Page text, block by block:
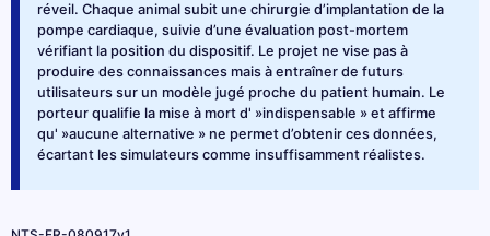
réveil. Chaque animal subit une chirurgie d’implantation de la
pompe cardiaque, suivie d’une évaluation post-mortem
vérifiant la position du dispositif. Le projet ne vise pas à
produire des connaissances mais à entraîner de futurs
utilisateurs sur un modèle jugé proche du patient humain. Le
porteur qualifie la mise à mort d' »indispensable » et affirme
qu' »aucune alternative » ne permet d’obtenir ces données,
écartant les simulateurs comme insuffisamment réalistes.